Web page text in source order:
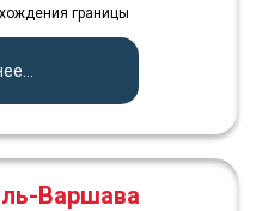
границы
Варшава